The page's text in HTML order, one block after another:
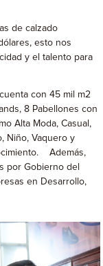
de calzado
esto nos
y el talento para
con 45 mil m2
8 Pabellones con
Alta Moda, Casual,
Niño, Vaquero y
Además,
por Gobierno del
en Desarrollo,